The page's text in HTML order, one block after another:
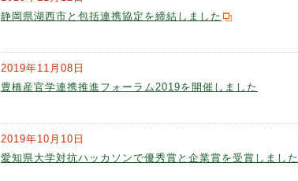
静岡県湖西市と包括連携協定を締結しました
2019年11月08日
豊橋産官学連携推進フォーラム2019を開催しました
2019年10月10日
愛知県大学対抗ハッカソンで優秀賞と企業賞を受賞しました